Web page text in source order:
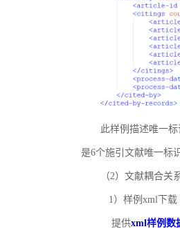
此样例描述唯一标
是6个施引文献唯一标
（2）文献耦合关
1）样例xml下载
提供xml样例数